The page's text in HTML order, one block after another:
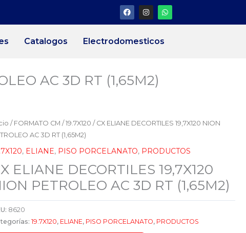
F
a
c
o
I
n
s
a
g
W
h
a
Catalogos Electrodomesticos
AC 3D RT (1,65M2)
/ FORMATO CM /19.7X120 / CX ELIANE DECORTILES 19,7X120 NION
AC 3D RT (1,65M2)
, ELIANE, PISO PORCELANATO, PRODUCTOS
ELIANE DECORTILES 19,7X120
PETROLEO AC 3D RT (1,65M2)
8620
19.7X120, ELIANE, PISO PORCELANATO, PRODUCTOS